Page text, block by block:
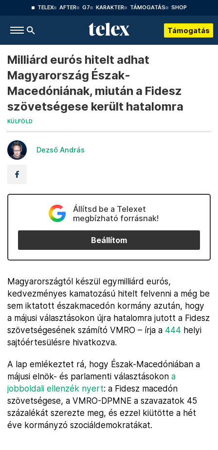
TELEX AFTER G7 KARAKTER TÁMOGATÁS SHOP
Támogatás
Milliárd eurós hitelt adhat
Magyarország Észak-
Macedóniának, miután a Fidesz
szövetségese került hatalomra
KÜLFÖLD
Dezső András
Állítsd be a Telexet
megbízható forrásnak!
Beállítom
Magyarországtól készül egymilliárd eurós,
kedvezményes kamatozású hitelt felvenni a még be
sem iktatott északmacedón kormány azután, hogy
a májusi választásokon újra hatalomra jutott a Fidesz
szövetségesének számító VMRO – írja a 444 helyi
sajtóértesülésre hivatkozva.
A lap emlékeztet rá, hogy Észak-Macedóniában a
májusi elnök- és parlamenti választásokon a
jobboldali ellenzék nyert: a Fidesz macedón
szövetségese, a VMRO-DPMNE a szavazatok 45
százalékát szerezte meg, és ezzel kiütötte a hét
éve kormányzó szociáldemokratákat.